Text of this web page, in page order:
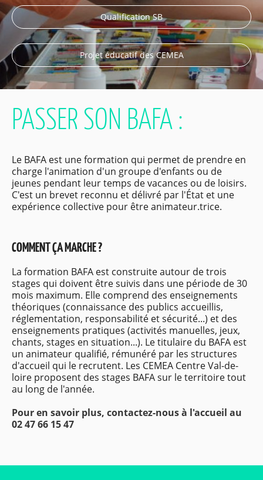
Qualification SB
Projet éducatif des CEMEA
PASSER SON BAFA :
Le BAFA est une formation qui permet de prendre en
charge l'animation d'un groupe d'enfants ou de
jeunes pendant leur temps de vacances ou de loisirs.
C'est un brevet reconnu et délivré par l'État et une
expérience collective pour être animateur.trice.
COMMENT ÇA MARCHE ?
La formation BAFA est construite autour de trois
stages qui doivent être suivis dans une période de 30
mois maximum. Elle comprend des enseignements
théoriques (connaissance des publics accueillis,
réglementation, responsabilité et sécurité...) et des
enseignements pratiques (activités manuelles, jeux,
chants, stages en situation...). Le titulaire du BAFA est
un animateur qualifié, rémunéré par les structures
d'accueil qui le recrutent. Les CEMEA Centre Val-de-
loire proposent des stages BAFA sur le territoire tout
au long de l'année.
Pour en savoir plus, contactez-nous à l'accueil au
02 47 66 15 47